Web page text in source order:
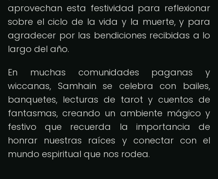
aprovechan esta festividad para reflexionar
sobre el ciclo de la vida y la muerte, y para
agradecer por las bendiciones recibidas a lo
largo del año.
En muchas comunidades paganas y
wiccanas, Samhain se celebra con bailes,
banquetes, lecturas de tarot y cuentos de
fantasmas, creando un ambiente mágico y
festivo que recuerda la importancia de
honrar nuestras raíces y conectar con el
mundo espiritual que nos rodea.